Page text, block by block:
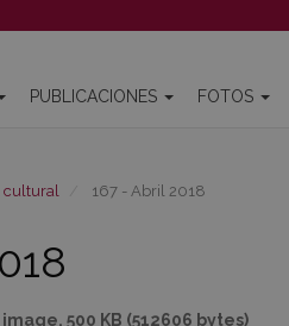
PUBLICACIONES FOTOS
cultural 167 - Abril 2018
500 KB (512606 bytes)